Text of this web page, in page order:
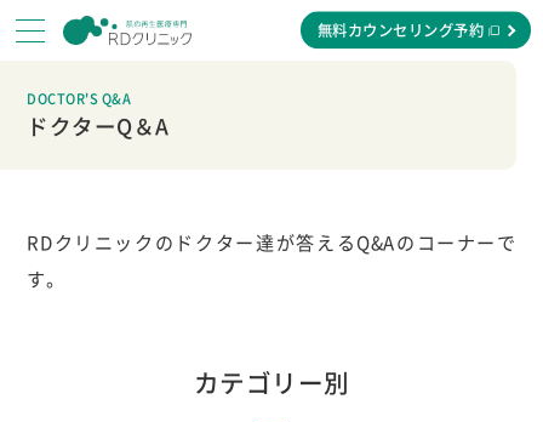
無料カウンセリング予約
DOCTOR'S Q&A
ドクターQ＆A
RDクリニックのドクター達が答えるQ&Aのコーナーで
す。
カテゴリー別